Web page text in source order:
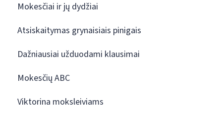
Mokesčiai ir jų dydžiai
Atsiskaitymas grynaisiais pinigais
Dažniausiai užduodami klausimai
Mokesčių ABC
Viktorina moksleiviams